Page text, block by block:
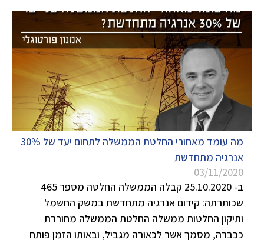
מה עומד מאחורי החלטת הממשלה לתחום יעד של 30%
אנרגיה מתחדשת
03/11/2020
ב- 25.10.2020 קבלה הממשלה החלטה מספר 465
שכותרתה: קידום אנרגיה מתחדשת במשק החשמל
ותיקון החלטות ממשלה החלטת הממשלה מחוררת
ככברה, מסמך אשר לכאורה מגביל, ובאותו הזמן פותח